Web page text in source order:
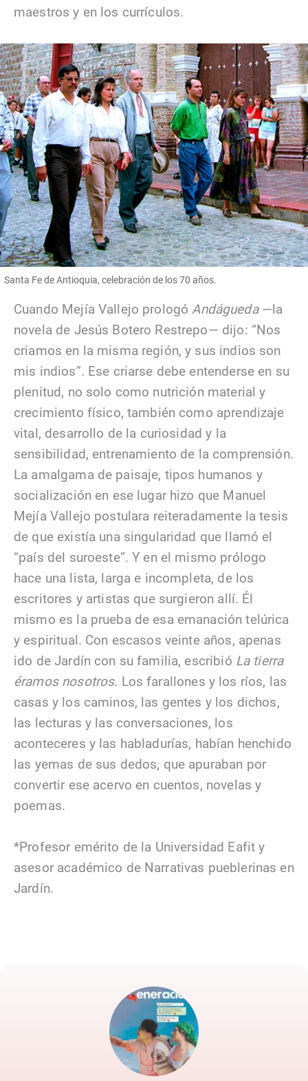
maestros y en los currículos.
Santa Fe de Antioquia, celebración de los 70 años.
Cuando Mejía Vallejo prologóAndágueda—la
novela de Jesús Botero Restrepo— dijo: “Nos
criamos en la misma región, y sus indios son
mis indios”. Ese criarse debe entenderse en su
plenitud, no solo como nutrición material y
crecimiento físico, también como aprendizaje
vital, desarrollo de la curiosidad y la
sensibilidad, entrenamiento de la comprensión.
La amalgama de paisaje, tipos humanos y
socialización en ese lugar hizo que Manuel
Mejía Vallejo postulara reiteradamente la tesis
de que existía una singularidad que llamó el
“país del suroeste”. Y en el mismo prólogo
hace una lista, larga e incompleta, de los
escritores y artistas que surgieron allí. Él
mismo es la prueba de esa emanación telúrica
y espiritual. Con escasos veinte años, apenas
ido de Jardín con su familia, escribió La tierra
éramos nosotros. Los farallones y los ríos, las
casas y los caminos, las gentes y los dichos,
las lecturas y las conversaciones, los
aconteceres y las habladurías, habían henchido
las yemas de sus dedos, que apuraban por
convertir ese acervo en cuentos, novelas y
poemas.
*Profesor emérito de la Universidad Eafit y
asesor académico de Narrativas pueblerinas en
Jardín.